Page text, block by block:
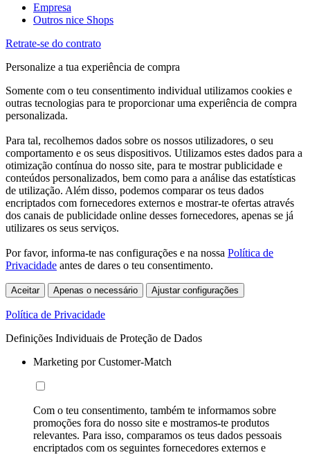
Empresa
Outros nice Shops
Retrate-se do contrato
Personalize a tua experiência de compra
Somente com o teu consentimento individual utilizamos cookies e
outras tecnologias para te proporcionar uma experiência de compra
personalizada.
Para tal, recolhemos dados sobre os nossos utilizadores, o seu
comportamento e os seus dispositivos. Utilizamos estes dados para a
otimização contínua do nosso site, para te mostrar publicidade e
conteúdos personalizados, bem como para a análise das estatísticas
de utilização. Além disso, podemos comparar os teus dados
encriptados com fornecedores externos e mostrar-te ofertas através
dos canais de publicidade online desses fornecedores, apenas se já
utilizares os seus serviços.
Por favor, informa-te nas configurações e na nossa Política de
Privacidade antes de dares o teu consentimento.
Aceitar Apenas o necessário Ajustar configurações
Política de Privacidade
Definições Individuais de Proteção de Dados
Marketing por Customer-Match
Com o teu consentimento, também te informamos sobre
promoções fora do nosso site e mostramos-te produtos
relevantes. Para isso, comparamos os teus dados pessoais
encriptados com os seguintes fornecedores externos e